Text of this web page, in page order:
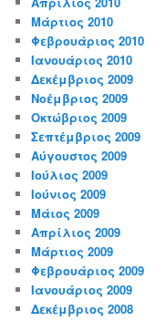
Μάρτιος 2010
Φεβρουάριος 2010
Ιανουάριος 2010
Δεκέμβριος 2009
Νοέμβριος 2009
Οκτώβριος 2009
Σεπτέμβριος 2009
Αύγουστος 2009
Ιούλιος 2009
Ιούνιος 2009
Μάιος 2009
Απρίλιος 2009
Μάρτιος 2009
Φεβρουάριος 2009
Ιανουάριος 2009
Δεκέμβριος 2008